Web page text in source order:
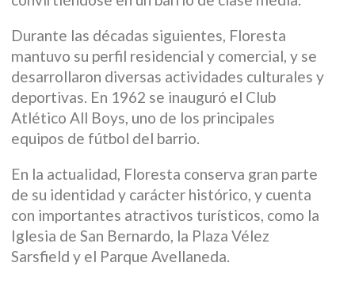
Durante las décadas siguientes, Floresta
mantuvo su perfil residencial y comercial, y se
desarrollaron diversas actividades culturales y
deportivas. En 1962 se inauguró el Club
Atlético All Boys, uno de los principales
equipos de fútbol del barrio.
En la actualidad, Floresta conserva gran parte
de su identidad y carácter histórico, y cuenta
con importantes atractivos turísticos, como la
Iglesia de San Bernardo, la Plaza Vélez
Sarsfield y el Parque Avellaneda.